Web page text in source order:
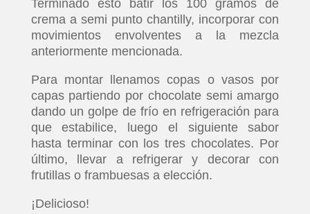
Terminado esto batir los 100 gramos de
crema a semi punto chantilly, incorporar con
movimientos envolventes a la mezcla
anteriormente mencionada.
Para montar llenamos copas o vasos por
capas partiendo por chocolate semi amargo
dando un golpe de frío en refrigeración para
que estabilice, luego el siguiente sabor
hasta terminar con los tres chocolates. Por
último, llevar a refrigerar y decorar con
frutillas o frambuesas a elección.
¡Delicioso!